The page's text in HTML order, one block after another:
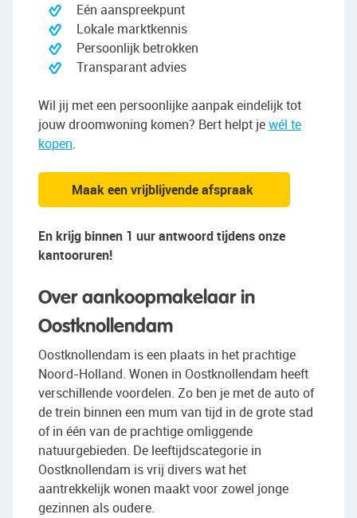
Eén aanspreekpunt
Lokale marktkennis
Persoonlijk betrokken
Transparant advies
Wil jij met een persoonlijke aanpak eindelijk tot
jouw droomwoning komen? Bert helpt jewél te
kopen.
Maak een vrijblijvende afspraak
En krijg binnen 1 uur antwoord tijdens onze
kantooruren!
Over aankoopmakelaar in
Oostknollendam
Oostknollendam is een plaats in het prachtige
Noord-Holland. Wonen in Oostknollendam heeft
verschillende voordelen. Zo ben je met de auto of
de trein binnen een mum van tijd in de grote stad
of in één van de prachtige omliggende
natuurgebieden. De leeftijdscategorie in
Oostknollendam is vrij divers wat het
aantrekkelijk wonen maakt voor zowel jonge
gezinnen als oudere.